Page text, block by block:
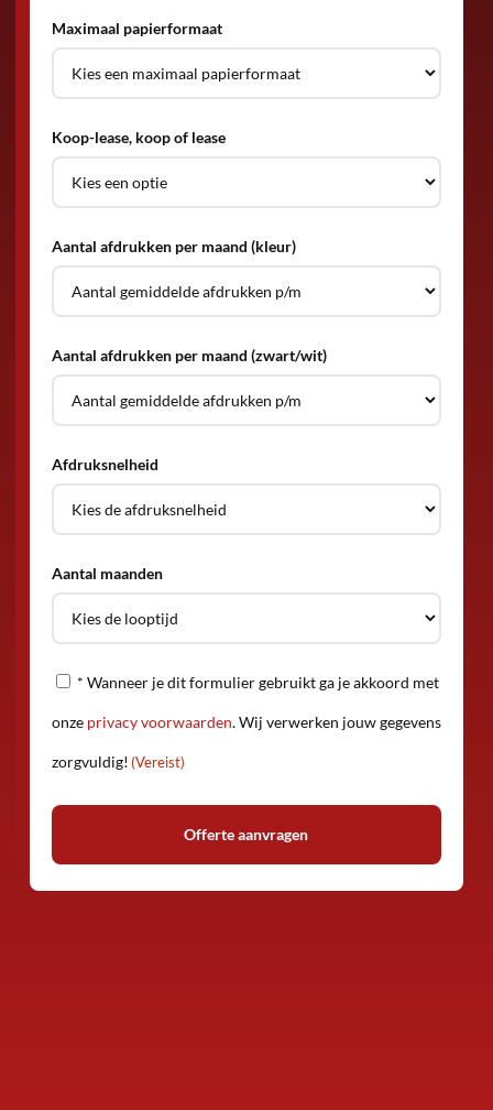
Maximaal papierformaat
Koop-lease, koop of lease
Aantal afdrukken per maand (kleur)
Aantal afdrukken per maand (zwart/wit)
Afdruksnelheid
Aantal maanden
Privacy
(Vereist)
* Wanneer je dit formulier gebruikt ga je akkoord met
onze privacy voorwaarden. Wij verwerken jouw gegevens
zorgvuldig! (Vereist)